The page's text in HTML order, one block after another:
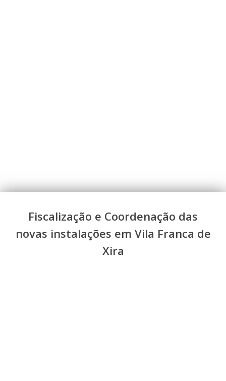
Fiscalização e Coordenação das
novas instalações em Vila Franca de
Xira